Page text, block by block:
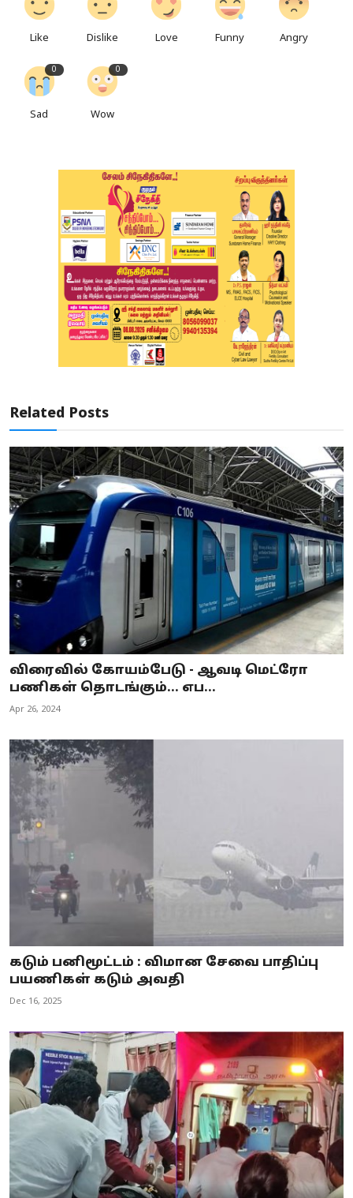
Like Dislike Love Funny Angry
0
Sad
0
Wow
Related Posts
விரைவில் கோயம்பேடு - ஆவடி மெட்ரோ
பணிகள் தொடங்கும்... எப...
Apr 26, 2024
கடும் பனிமூட்டம் : விமான சேவை பாதிப்பு
பயணிகள் கடும் அவதி
Dec 16, 2025